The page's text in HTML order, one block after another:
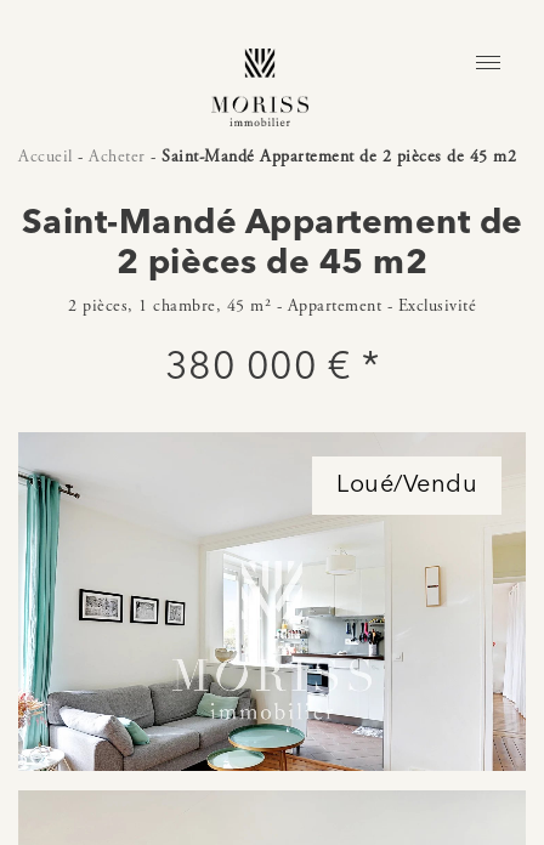
Accueil - Acheter - Saint-Mandé Appartement de 2 pièces de 45 m2
Saint-Mandé Appartement de
2 pièces de 45 m2
2 pièces, 1 chambre, 45 m² - Appartement - Exclusivité
380 000 € *
Loué/Vendu